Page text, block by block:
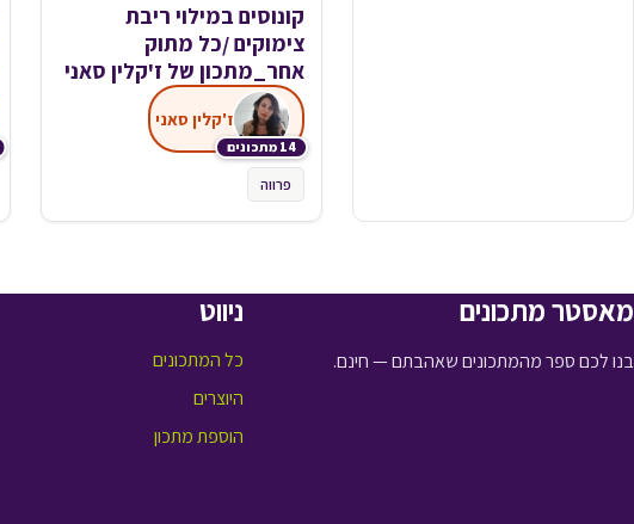
קונוסים במילוי ריבת
צימוקים /כל מתוק
אחר_מתכון של ז'קלין סאני
14 מתכונים
ז'קלין סאני
פרווה
מאסטר מתכונים
בנו לכם ספר מהמתכונים שאהבתם — חינם.
ניווט
כל המתכונים
היוצרים
הוספת מתכון